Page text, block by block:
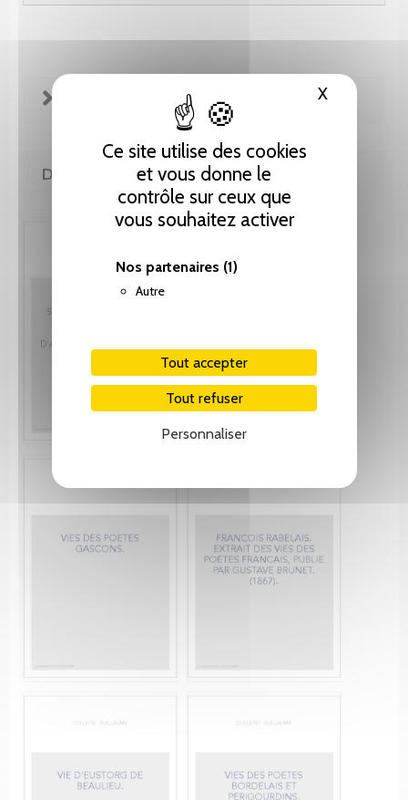
Ce site utilise des cookies
et vous donne le
contrôle sur ceux que
vous souhaitez activer
Nos partenaires (1)
Autre
Tout accepter
Tout refuser
Personnaliser
XMasquer
FICHE TECHNIQUE
DE MÊME AUTEUR(E)